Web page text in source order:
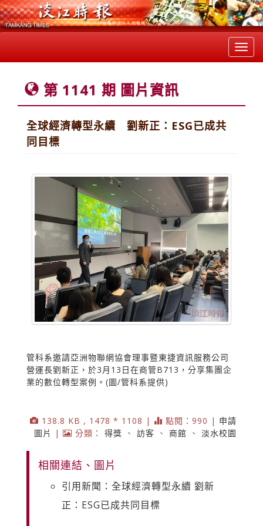
第 1141 期 圖片資訊
全球經濟轉型永續 劉新正：ESG已成共
同目標
管科系邀請亞洲物聯網協會理事暨東捷資訊服務公司
營運長劉新正，於3月13日在商管B713，分享集團企
業的數位轉型案例。(圖/管科系提供)
138.8 KB , 1478 * 1108 | 點閱：990 | 申請
圖片
| 分類： 得獎 、 訪客 、 商館 、 淡水校園
相關連結、圖片
引用新聞：全球經濟轉型永續 劉新
正：ESG已成共同目標